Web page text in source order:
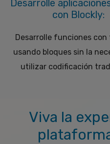
Desarrolle
con Blockly:
Desarrolle funciones
usando bloques sin la
utilizar codificación
Viva la